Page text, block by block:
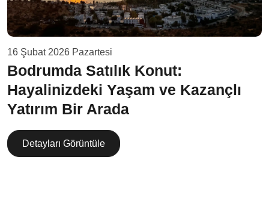
16 Şubat 2026 Pazartesi
Bodrumda Satılık Konut:
Hayalinizdeki Yaşam ve Kazançlı
Yatırım Bir Arada
Detayları Görüntüle